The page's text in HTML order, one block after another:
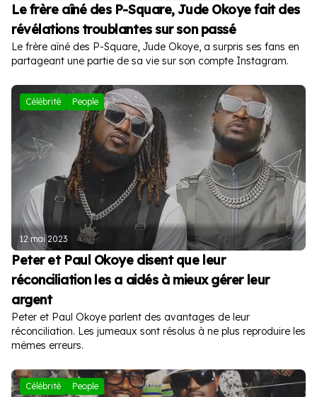
Le frère aîné des P-Square, Jude Okoye fait des
révélations troublantes sur son passé
Le frère aîné des P-Square, Jude Okoye, a surpris ses fans en
partageant une partie de sa vie sur son compte Instagram.
Célébrité People
12 mai 2023
Peter et Paul Okoye disent que leur
réconciliation les a aidés à mieux gérer leur
argent
Peter et Paul Okoye parlent des avantages de leur
réconciliation. Les jumeaux sont résolus à ne plus reproduire les
mêmes erreurs.
Célébrité People